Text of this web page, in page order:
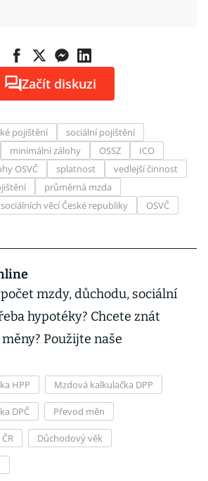
Začít diskuzi
pojištění
sociální pojištění
minimální zálohy OSSZ
ICO
OSVČ splatnost
vedlejší činnost
průměrná mzda
věcí České republiky
OSVČ
mzdy, důchodu, sociální
hypotéky? Chcete znát
Použijte naše
HPP Mzdová kalkulačka DPP
DPČ Převod měn
Důchodový věk